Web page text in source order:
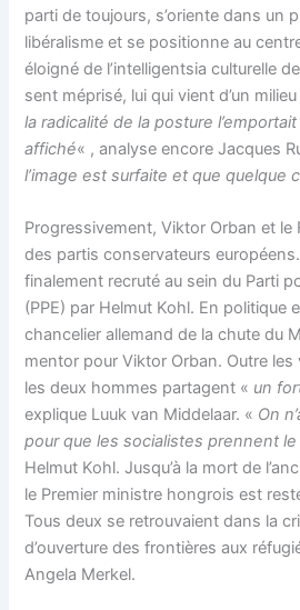
parti de toujours, s’oriente dans un
libéralisme et se positionne au
éloigné de l’intelligentsia culturelle
sent méprisé, lui qui vient d’un milieu
la radicalité de la posture
affiché« , analyse encore Jacques
l’image est surfaite et que quelque
Progressivement, Viktor Orban et
des partis conservateurs
finalement recruté au sein du Parti
(PPE) par Helmut Kohl. En politique
chancelier allemand de la chute du
mentor pour Viktor Orban. Outre les
les deux hommes partagent « un
explique Luuk van Middelaar. « On
pour que les socialistes prennent
Helmut Kohl. Jusqu’à la mort de
le Premier ministre hongrois est
Tous deux se retrouvaient dans la
d’ouverture des frontières aux
Angela Merkel.